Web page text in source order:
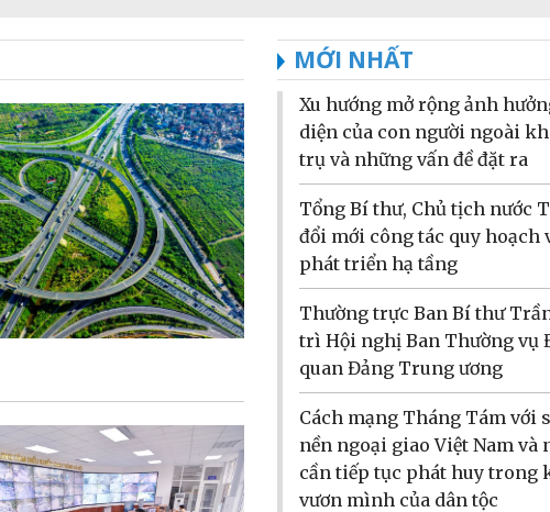
MỚI NHẤT
Xu hướng mở rộng ảnh
diện của con người ngoài
trụ và những vấn đề đặt ra
Tổng Bí thư, Chủ tịch nước
đổi mới công tác quy hoạch
phát triển hạ tầng
Thường trực Ban Bí thư
trì Hội nghị Ban Thường vụ
quan Đảng Trung ương
Cách mạng Tháng Tám với
nền ngoại giao Việt Nam và
cần tiếp tục phát huy trong
vươn mình của dân tộc